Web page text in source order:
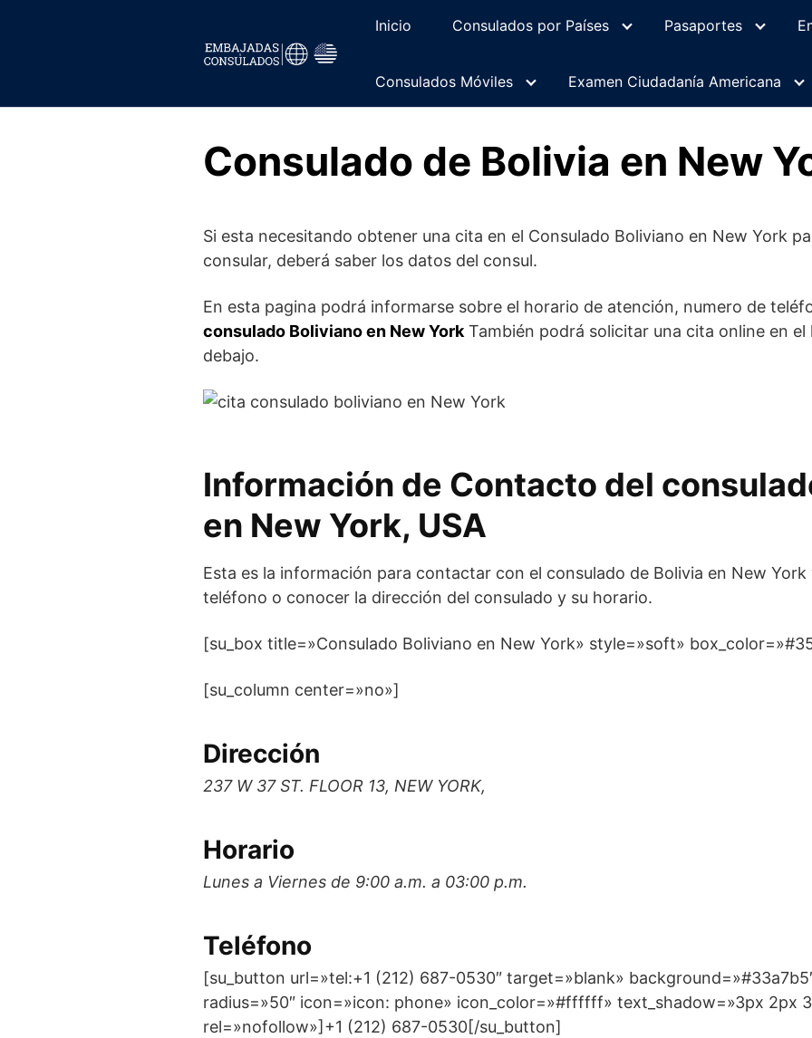
Inicio Consulados por Países Pasaportes
Consulados Móviles Examen Ciudadanía Americana
Consulado de Bolivia en New
Si esta necesitando obtener una cita en el Consulado Boliviano en New York
consular, deberá saber los datos del consul.
En esta pagina podrá informarse sobre el horario de atención, numero de
consulado Boliviano en New York También podrá solicitar una cita online en
debajo.
Información de Contacto del
en New York, USA
Esta es la información para contactar con el consulado de Bolivia en New
teléfono o conocer la dirección del consulado y su horario.
[su_box title=»Consulado Boliviano en New York» style=»soft»
[su_column center=»no»]
Dirección
237 W 37 ST. FLOOR 13, NEW YORK,
Horario
Lunes a Viernes de 9:00 a.m. a 03:00 p.m.
Teléfono
[su_button url=»tel:+1 (212) 687-0530″ target=»blank»
radius=»50″ icon=»icon: phone» icon_color=»#ffffff» text_shadow=»3px 2px
rel=»nofollow»]+1 (212) 687-0530[/su_button]